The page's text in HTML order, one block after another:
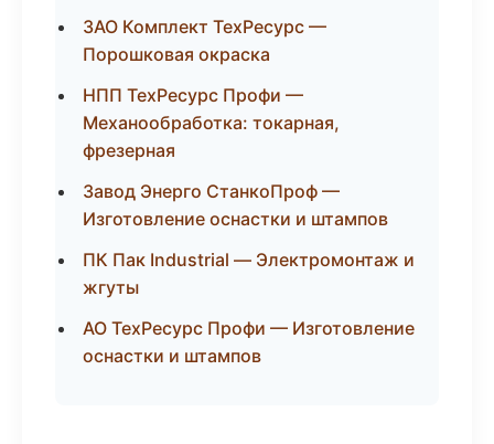
ЗАО Комплект ТехРесурс —
Порошковая окраска
НПП ТехРесурс Профи —
Механообработка: токарная,
фрезерная
Завод Энерго СтанкоПроф —
Изготовление оснастки и штампов
ПК Пак Industrial — Электромонтаж и
жгуты
АО ТехРесурс Профи — Изготовление
оснастки и штампов